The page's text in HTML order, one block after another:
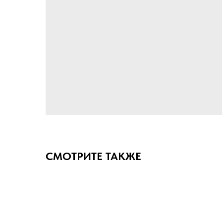
СМОТРИТЕ ТАКЖЕ